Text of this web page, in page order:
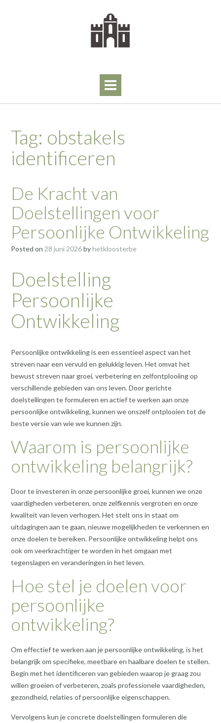
Tag: obstakels
identificeren
De Kracht van
Doelstellingen voor
Persoonlijke Ontwikkeling
Posted on 28 juni 2026byhetkloosterbe
Doelstelling
Persoonlijke
Ontwikkeling
Persoonlijke ontwikkeling is een essentieel aspect van het
streven naar een vervuld en gelukkig leven. Het omvat het
bewust streven naar groei, verbetering en zelfontplooiing op
verschillende gebieden van ons leven. Door gerichte
doelstellingen te formuleren en actief te werken aan onze
persoonlijke ontwikkeling, kunnen we onszelf ontplooien tot de
beste versie van wie we kunnen zijn.
Waarom is persoonlijke
ontwikkeling belangrijk?
Door te investeren in onze persoonlijke groei, kunnen we onze
vaardigheden verbeteren, onze zelfkennis vergroten en onze
kwaliteit van leven verhogen. Het stelt ons in staat om
uitdagingen aan te gaan, nieuwe mogelijkheden te verkennen en
onze doelen te bereiken. Persoonlijke ontwikkeling helpt ons
ook om veerkrachtiger te worden in het omgaan met
tegenslagen en veranderingen in het leven.
Hoe stel je doelen voor
persoonlijke
ontwikkeling?
Om effectief te werken aan je persoonlijke ontwikkeling, is het
belangrijk om specifieke, meetbare en haalbare doelen te stellen.
Begin met het identificeren van gebieden waarop je graag zou
willen groeien of verbeteren, zoals professionele vaardigheden,
gezondheid, relaties of persoonlijke eigenschappen.
Vervolgens kun je concrete doelstellingen formuleren die